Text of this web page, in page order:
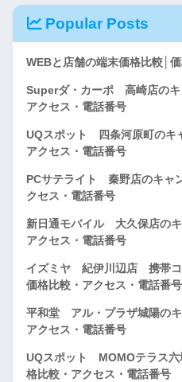
Popular Posts
WEBと店舗の端末価格比較│
Superダ・カーポ 高崎店のキ
アクセス・電話番号
UQスポット 四条河原町のキ
アクセス・電話番号
PCサテライト 秦野店のキャ
クセス・電話番号
新日通モバイル 大久保店のキ
アクセス・電話番号
イズミヤ 紀伊川辺店 携帯コ
価格比較・アクセス・電話番号
平和堂 アル・プラザ城陽のキ
アクセス・電話番号
UQスポット MOMOテラス六
格比較・アクセス・電話番号